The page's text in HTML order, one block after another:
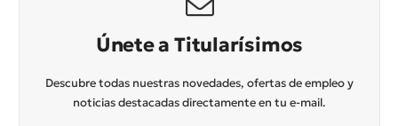
Únete a Titularísimos
Descubre todas nuestras novedades, ofertas de empleo y
noticias destacadas directamente en tu e-mail.